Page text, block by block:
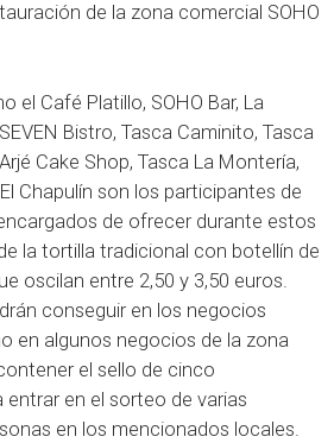
de la zona comercial SOHO
el Café Platillo, SOHO Bar, La
Bistro, Tasca Caminito, Tasca
Cake Shop, Tasca La Montería,
Chapulín son los participantes de
de ofrecer durante estos
la tortilla tradicional con botellín de
oscilan entre 2,50 y 3,50 euros.
conseguir en los negocios
en algunos negocios de la zona
el sello de cinco
en el sorteo de varias
en los mencionados locales.